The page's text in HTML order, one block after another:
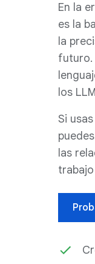
En la
es la
la
futuro.
los
Si
las
trabajo